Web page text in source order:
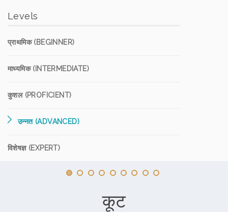
Levels
प्राथमिक (BEGINNER)
माध्यमिक (INTERMEDIATE)
कुशल (PROFICIENT)
उन्नत (ADVANCED)
विशेषज्ञ (EXPERT)
कूट